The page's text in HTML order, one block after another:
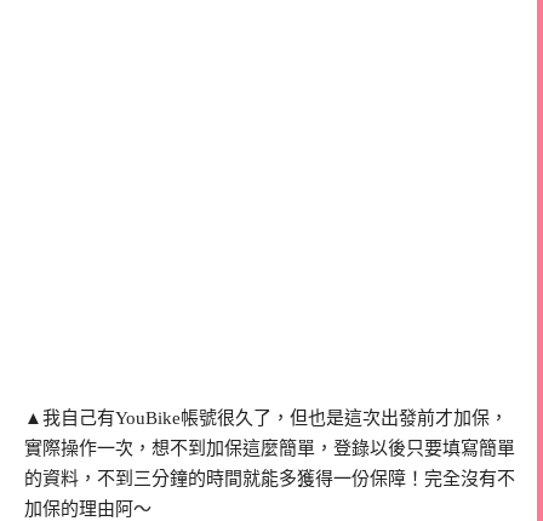
▲我自己有YouBike帳號很久了，但也是這次出發前才加保，
實際操作一次，想不到加保這麼簡單，登錄以後只要填寫簡單
的資料，不到三分鐘的時間就能多獲得一份保障！完全沒有不
加保的理由阿～